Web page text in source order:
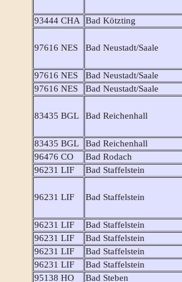
93444 CHA Bad Kötzting
97616 NES Bad Neustadt/Saale
97616 NES Bad Neustadt/Saale
97616 NES
Bad Neustadt/Saale
83435 BGL Bad Reichenhall
83435 BGL Bad Reichenhall
96476 CO
Bad Rodach
96231 LIF
Bad Staffelstein
96231 LIF Bad Staffelstein
96231 LIF Bad Staffelstein
96231 LIF
Bad Staffelstein
96231 LIF
Bad Staffelstein
96231 LIF
Bad Staffelstein
95138 HO
Bad Steben